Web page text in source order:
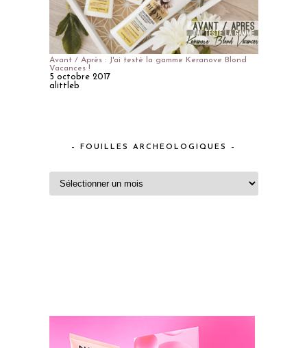
Avant / Après : J'ai testé la gamme Keranove Blond
Vacances !
5 octobre 2017
alittleb
– FOUILLES ARCHEOLOGIQUES –